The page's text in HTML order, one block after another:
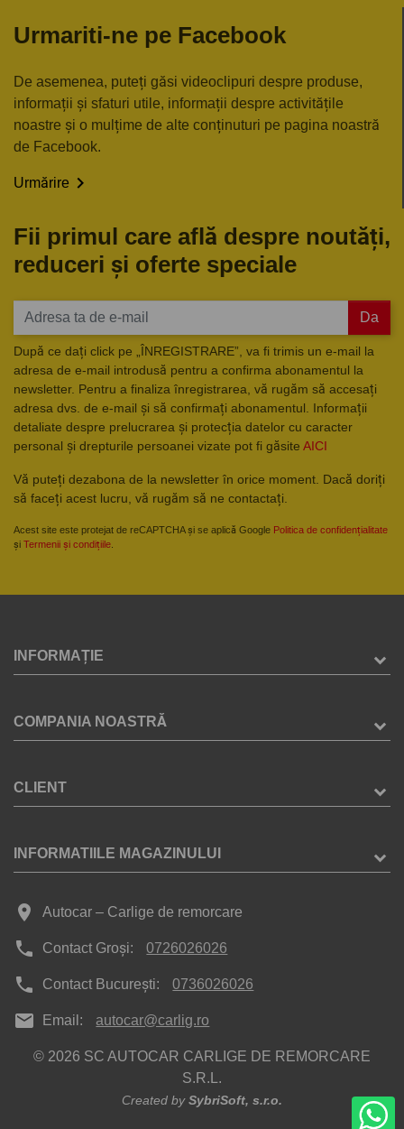
Urmariti-ne pe Facebook
De asemenea, puteți găsi videoclipuri despre produse,
informații și sfaturi utile, informații despre activitățile
noastre și o mulțime de alte conținuturi pe pagina noastră
de Facebook.
Urmărire 
Fii primul care află despre noutăți,
reduceri și oferte speciale
Da
După ce dați click pe „ÎNREGISTRARE”, va fi trimis un e-mail la
adresa de e-mail introdusă pentru a confirma abonamentul la
newsletter. Pentru a finaliza înregistrarea, vă rugăm să accesați
adresa dvs. de e-mail și să confirmați abonamentul. Informații
detaliate despre prelucrarea și protecția datelor cu caracter
personal și drepturile persoanei vizate pot fi găsite AICI
Vă puteți dezabona de la newsletter în orice moment. Dacă doriți
să faceți acest lucru, vă rugăm să ne contactați.
Acest site este protejat de reCAPTCHA și se aplică Google Politica de confidențialitate
și Termenii și condițiile
INFORMAȚIE
COMPANIA NOASTRĂ
CLIENT
INFORMATIILE MAGAZINULUI
place Autocar – Carlige de remorcare
phone Contact Groși: 0726026026
phone Contact București: 0736026026
mail Email: autocar@carlig.ro
© 2026 SC AUTOCAR CARLIGE DE REMORCARE
S.R.L.
Created bySybriSoft, s.r.o.